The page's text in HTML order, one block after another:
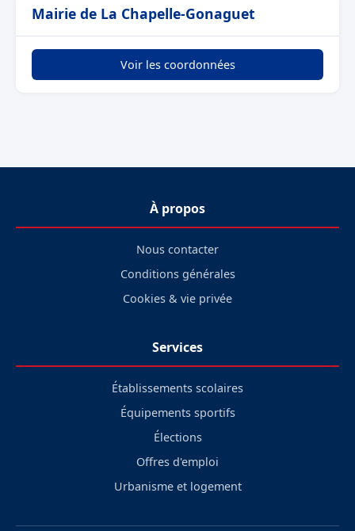
Mairie de La Chapelle-Gonaguet
Voir les coordonnées
À propos
Nous contacter
Conditions générales
Cookies & vie privée
Services
Établissements scolaires
Équipements sportifs
Élections
Offres d'emploi
Urbanisme et logement